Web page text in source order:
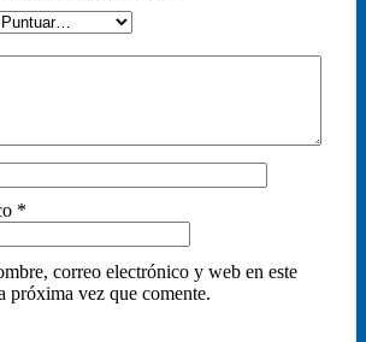
*
correo electrónico y web en este
próxima vez que comente.